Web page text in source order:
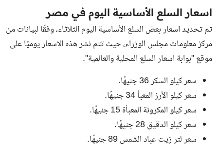
اسعار السلع الأساسية اليوم في مصر
تم تحديد اسعار بعض السلع الأساسية اليوم الثلاثاء، وفقًا لبيانات من
مركز معلومات مجلس الوزراء، حيث تتم نشر هذه الاسعار يوميًا على
موقع "بوابة اسعار السلع المحلية والعالمية".
سعر كيلو السكر 36 جنيهًا.
سعر كيلو الأرز المعبأ 34 جنيهًا.
سعر كيلو المكرونة المعبأة 15 جنيهًا.
سعر كيلو الدقيق 28 جنيهًا.
سعر لتر زيت عباد الشمس 89 جنيهًا.